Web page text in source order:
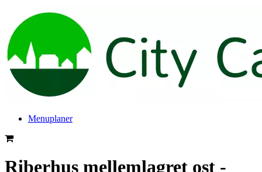
Menuplaner
Riberhus mellemlagret ost -